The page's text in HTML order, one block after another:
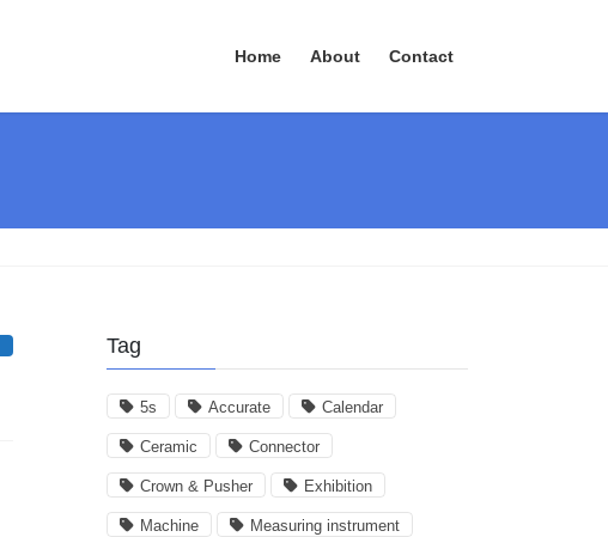
Home About Contact
Tag
5s Accurate Calendar
Ceramic Connector
Crown & Pusher Exhibition
Machine Measuring instrument